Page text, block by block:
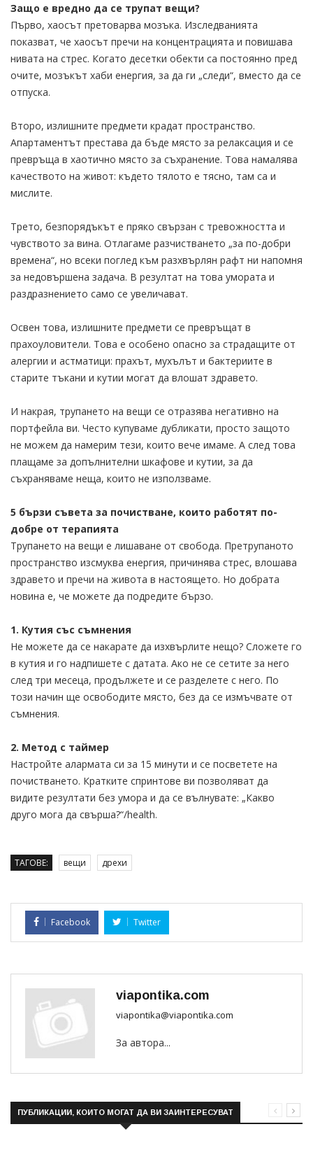
Защо е вредно да се трупат вещи?
Първо, хаосът претоварва мозъка. Изследванията
показват, че хаосът пречи на концентрацията и повишава
нивата на стрес. Когато десетки обекти са постоянно пред
очите, мозъкът хаби енергия, за да ги „следи“, вместо да се
отпуска.
Второ, излишните предмети крадат пространство.
Апартаментът престава да бъде място за релаксация и се
превръща в хаотично място за съхранение. Това намалява
качеството на живот: където тялото е тясно, там са и
мислите.
Трето, безпорядъкът е пряко свързан с тревожността и
чувството за вина. Отлагаме разчистването „за по-добри
времена“, но всеки поглед към разхвърлян рафт ни напомня
за недовършена задача. В резултат на това умората и
раздразнението само се увеличават.
Освен това, излишните предмети се превръщат в
прахоуловители. Това е особено опасно за страдащите от
алергии и астматици: прахът, мухълът и бактериите в
старите тъкани и кутии могат да влошат здравето.
И накрая, трупането на вещи се отразява негативно на
портфейла ви. Често купуваме дубликати, просто защото
не можем да намерим тези, които вече имаме. А след това
плащаме за допълнителни шкафове и кутии, за да
съхраняваме неща, които не използваме.
5 бързи съвета за почистване, които работят по-
добре от терапията
Трупането на вещи е лишаване от свобода. Претрупаното
пространство изсмуква енергия, причинява стрес, влошава
здравето и пречи на живота в настоящето. Но добрата
новина е, че можете да подредите бързо.
1. Кутия със съмнения
Не можете да се накарате да изхвърлите нещо? Сложете го
в кутия и го надпишете с датата. Ако не се сетите за него
след три месеца, продължете и се разделете с него. По
този начин ще освободите място, без да се измъчвате от
съмнения.
2. Метод с таймер
Настройте алармата си за 15 минути и се посветете на
почистването. Кратките спринтове ви позволяват да
видите резултати без умора и да се вълнувате: „Какво
друго мога да свърша?“/health.
ТАГОВЕ: вещи дрехи
Facebook Twitter
viapontika.com
viapontika@viapontika.com
За автора...
ПУБЛИКАЦИИ, КОИТО МОГАТ ДА ВИ ЗАИНТЕРЕСУВАТ